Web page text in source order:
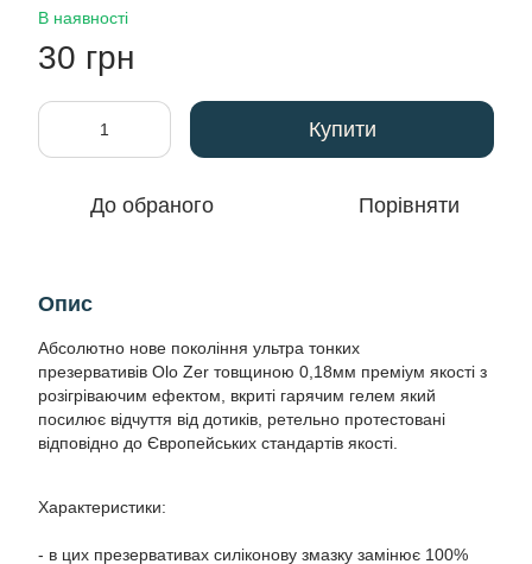
В наявності
30 грн
Купити
До обраного Порівняти
Опис
Абсолютно нове покоління ультра тонких
презервативів Olo Zer товщиною 0,18мм преміум якості з
розігріваючим ефектом, вкриті гарячим гелем який
посилює відчуття від дотиків, ретельно протестовані
відповідно до Європейських стандартів якості.
Характеристики:
- в цих презервативах силіконову змазку замінює 100%